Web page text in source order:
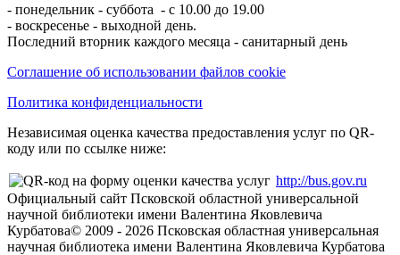
- понедельник - суббота - с 10.00 до 19.00
- воскресенье - выходной день.
Последний вторник каждого месяца - санитарный день
Соглашение об использовании файлов cookie
Политика конфиденциальности
Независимая оценка качества предоставления услуг по QR-
коду или по ссылке ниже:
http://bus.gov.ru
Официальный сайт Псковской областной универсальной
научной библиотеки имени Валентина Яковлевича
Курбатова© 2009 - 2026 Псковская областная универсальная
научная библиотека имени Валентина Яковлевича Курбатова